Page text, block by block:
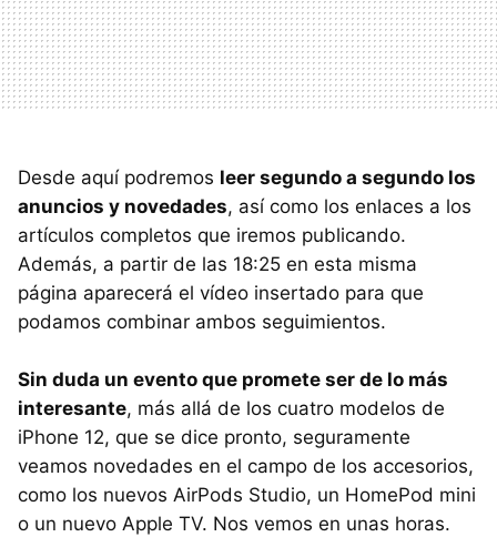
Desde aquí podremos leer segundo a segundo los
anuncios y novedades, así como los enlaces a los
artículos completos que iremos publicando.
Además, a partir de las 18:25 en esta misma
página aparecerá el vídeo insertado para que
podamos combinar ambos seguimientos.
Sin duda un evento que promete ser de lo más
interesante, más allá de los cuatro modelos de
iPhone 12, que se dice pronto, seguramente
veamos novedades en el campo de los accesorios,
como los nuevos AirPods Studio, un HomePod mini
o un nuevo Apple TV. Nos vemos en unas horas.